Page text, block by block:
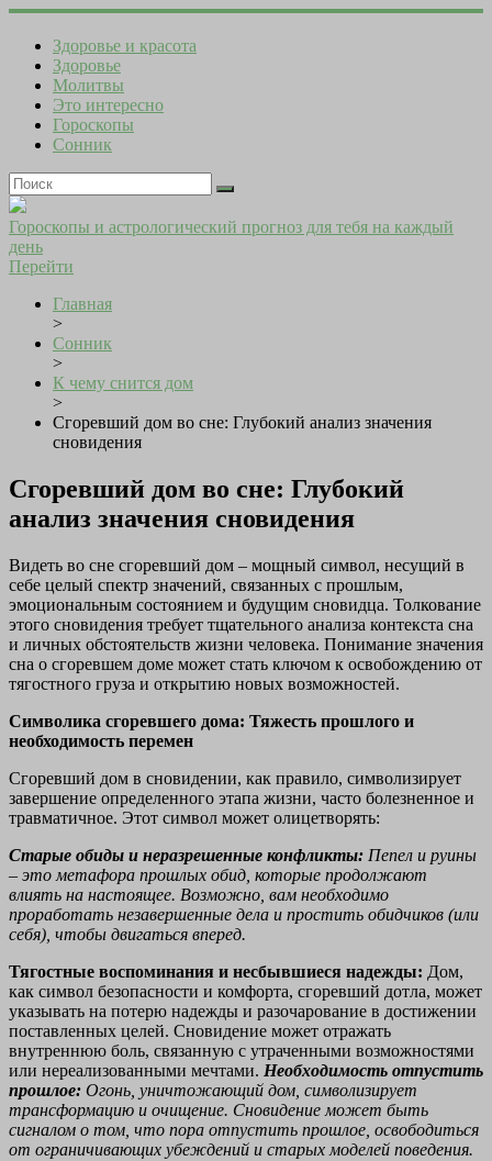
Здоровье и красота
Здоровье
Молитвы
Это интересно
Гороскопы
Сонник
Гороскопы и астрологический прогноз для тебя на каждый
день
Перейти
Главная
>
Сонник
>
К чему снится дом
>
Сгоревший дом во сне: Глубокий анализ значения
сновидения
Сгоревший дом во сне: Глубокий
анализ значения сновидения
Видеть во сне сгоревший дом – мощный символ, несущий в
себе целый спектр значений, связанных с прошлым,
эмоциональным состоянием и будущим сновидца. Толкование
этого сновидения требует тщательного анализа контекста сна
и личных обстоятельств жизни человека. Понимание значения
сна о сгоревшем доме может стать ключом к освобождению от
тягостного груза и открытию новых возможностей.
Символика сгоревшего дома: Тяжесть прошлого и
необходимость перемен
Сгоревший дом в сновидении, как правило, символизирует
завершение определенного этапа жизни, часто болезненное и
травматичное. Этот символ может олицетворять:
Старые обиды и неразрешенные конфликты: Пепел и руины
– это метафора прошлых обид, которые продолжают
влиять на настоящее. Возможно, вам необходимо
проработать незавершенные дела и простить обидчиков (или
себя), чтобы двигаться вперед.
Тягостные воспоминания и несбывшиеся надежды: Дом,
как символ безопасности и комфорта, сгоревший дотла, может
указывать на потерю надежды и разочарование в достижении
поставленных целей. Сновидение может отражать
внутреннюю боль, связанную с утраченными возможностями
или нереализованными мечтами. Необходимость отпустить
прошлое: Огонь, уничтожающий дом, символизирует
трансформацию и очищение. Сновидение может быть
сигналом о том, что пора отпустить прошлое, освободиться
от ограничивающих убеждений и старых моделей поведения.